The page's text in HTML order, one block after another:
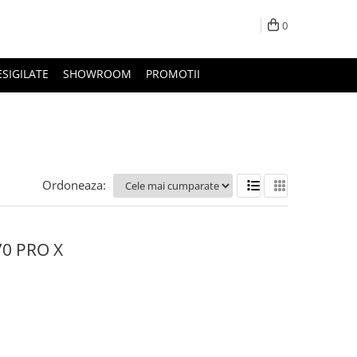
0
SHOWROOM PROMOTII
Ordoneaza:
PRO X